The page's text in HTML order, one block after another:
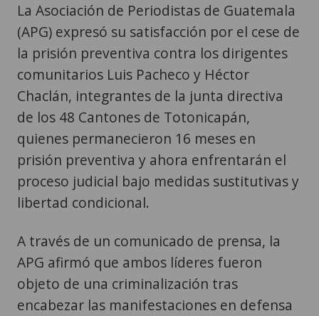
La Asociación de Periodistas de Guatemala
(APG) expresó su satisfacción por el cese de
la prisión preventiva contra los dirigentes
comunitarios Luis Pacheco y Héctor
Chaclán, integrantes de la junta directiva
de los 48 Cantones de Totonicapán,
quienes permanecieron 16 meses en
prisión preventiva y ahora enfrentarán el
proceso judicial bajo medidas sustitutivas y
libertad condicional.
A través de un comunicado de prensa, la
APG afirmó que ambos líderes fueron
objeto de una criminalización tras
encabezar las manifestaciones en defensa